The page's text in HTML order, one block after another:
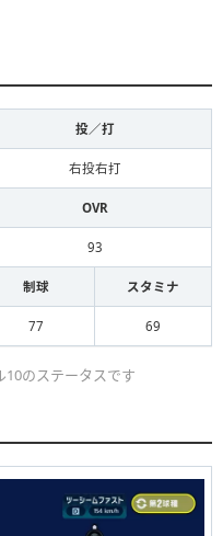
投／打
右投右打
OVR
93
制球 スタミナ
77 69
のステータスです